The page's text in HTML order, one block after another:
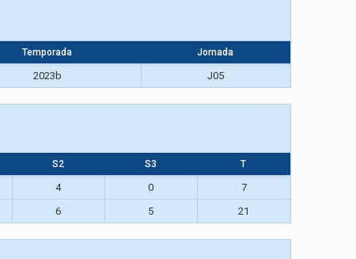
Temporada Jornada
2023b J05
S2 S3 T
4 0
7
6 5 21